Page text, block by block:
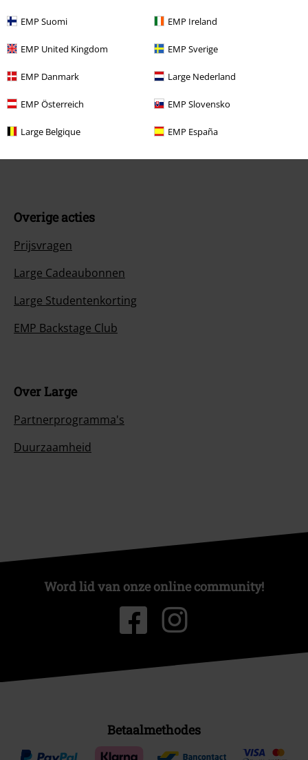
EMP Suomi EMP Ireland
EMP United Kingdom EMP Sverige
EMP Danmark Large Nederland
EMP Österreich EMP Slovensko
Large Belgique EMP España
Veelgestelde vragen
Retourvoorwaarden
Retourneer item
Algemene maat info
Annuleer mijn BSC-lidmaatschap
Overige acties
Prijsvragen
Large Cadeaubonnen
Large Studentenkorting
EMP Backstage Club
Over Large
Partnerprogramma's
Duurzaamheid
Word lid van onze online community!
Betaalmethodes